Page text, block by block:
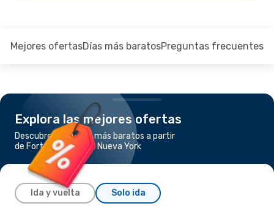
Mejores ofertasDías más baratosPreguntas frecuentes
Explora las mejores ofertas
Descubre los vuelos más baratos a partir
de Fort Lauderdale a Nueva York
Ida y vuelta Solo ida